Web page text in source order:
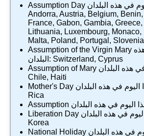
Assumption Day
Andorra, Austria, Belgium, Benin,
France, Gabon, Gambia, Greece,
Lithuania, Luxembourg, Monaco,
Malta, Poland, Portugal , Slovenia
Assumption of the Virgin Mary
البلدان: Switzerland, Cyprus
Assumption of Mary
Chile, Haiti
Mother's Day
Rica
Assumption
Liberation Day
Korea
National Holiday